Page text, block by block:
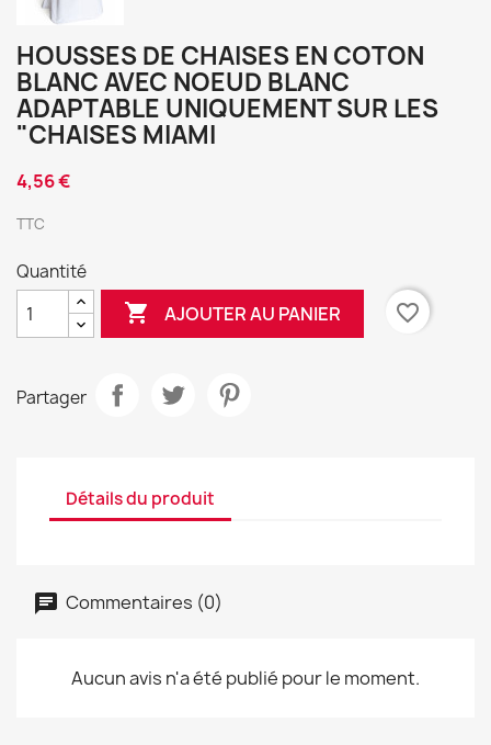
HOUSSES DE CHAISES EN COTON
BLANC AVEC NOEUD BLANC
ADAPTABLE UNIQUEMENT SUR LES
"CHAISES MIAMI
4,56 €
TTC
Quantité
 AJOUTER AU PANIER favorite_border
Partager
Détails du produit
Commentaires (0)
Aucun avis n'a été publié pour le moment.